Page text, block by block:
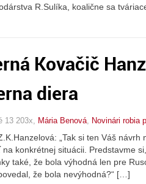
R.Sulíka, koalične sa
Kovačič
diera
13 203x, Mária Benová, Novinári robia
„Tak si ten Váš
konkrétnej situácii. Predstavme
také, že bola výhodná len pre
že bola nevýhodná?“ […]